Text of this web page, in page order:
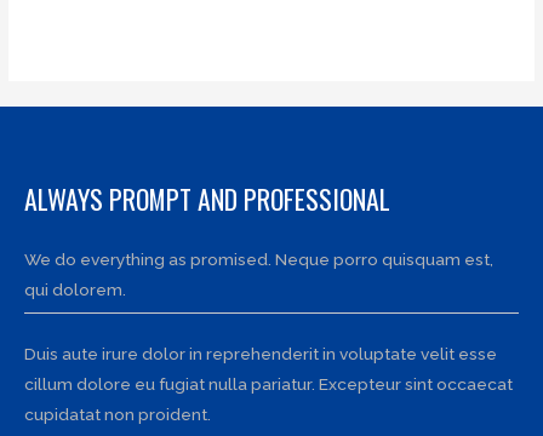
ALWAYS PROMPT AND PROFESSIONAL
We do everything as promised. Neque porro quisquam est,
qui dolorem.
Duis aute irure dolor in reprehenderit in voluptate velit esse
cillum dolore eu fugiat nulla pariatur. Excepteur sint occaecat
cupidatat non proident.